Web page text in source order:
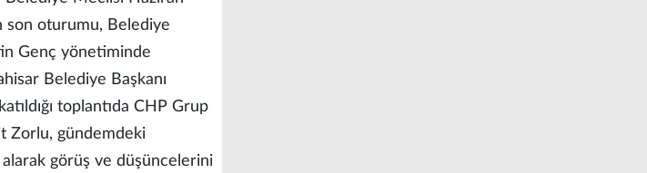
son oturumu, Belediye
Genç yönetiminde
Belediye Başkanı
toplantıda CHP Grup
Zorlu, gündemdeki
görüş ve düşüncelerini